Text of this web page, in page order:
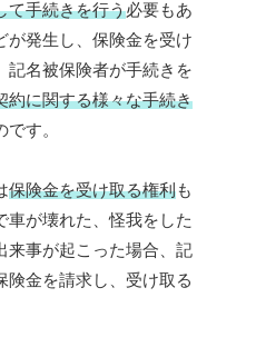
て手続きを行う必要もあ
が発生し、保険金を受け
記名被保険者が手続きを
約に関する様々な手続き
す。
保険金を受け取る権利も
車が壊れた、怪我をした
来事が起こった場合、記
険金を請求し、受け取る